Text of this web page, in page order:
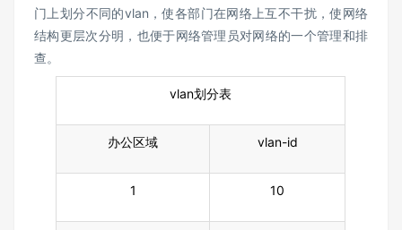
门上划分不同的vlan，使各部门在网络上互不干扰，使网络
结构更层次分明，也便于网络管理员对网络的一个管理和排
查。
vlan划分表
办公区域 vlan-id
1 10